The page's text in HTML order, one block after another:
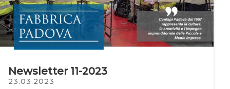
Newsletter 11-2023
23.03.2023